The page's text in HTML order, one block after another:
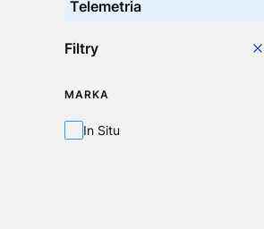
Telemetria
Filtry
MARKA
Marka
In Situ